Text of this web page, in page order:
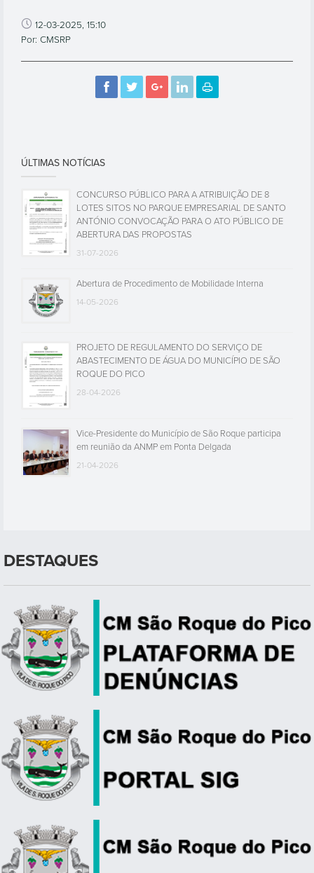
12-03-2025, 15:10
Por: CMSRP
ÚLTIMAS NOTÍCIAS
CONCURSO PÚBLICO PARA A ATRIBUIÇÃO DE 8
LOTES SITOS NO PARQUE EMPRESARIAL DE SANTO
ANTÓNIO CONVOCAÇÃO PARA O ATO PÚBLICO DE
ABERTURA DAS PROPOSTAS
31-07-2026
Abertura de Procedimento de Mobilidade Interna
14-05-2026
PROJETO DE REGULAMENTO DO SERVIÇO DE
ABASTECIMENTO DE ÁGUA DO MUNICÍPIO DE SÃO
ROQUE DO PICO
28-04-2026
Vice-Presidente do Município de São Roque participa
em reunião da ANMP em Ponta Delgada
21-04-2026
DESTAQUES